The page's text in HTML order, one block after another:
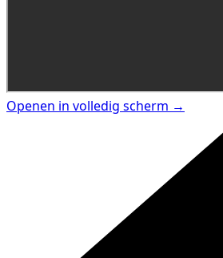
Openen in volledig scherm →